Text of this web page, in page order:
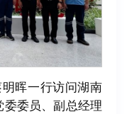
晖一行访问湖南
委员、副总经理